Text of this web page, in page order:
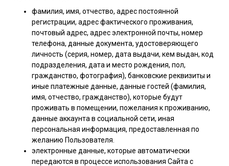
фамилия, имя, отчество, адрес постоянной
регистрации, адрес фактического проживания,
почтовый адрес, адрес электронной почты, номер
телефона, данные документа, удостоверяющего
личность (серия, номер, дата выдачи, кем выдан, код
подразделения, дата и место рождения, пол,
гражданство, фотография), банковские реквизиты и
иные платежные данные, данные гостей (фамилия,
имя, отчество, гражданство), которые будут
проживать в помещении, пожелания к проживанию,
данные аккаунта в социальной сети, иная
персональная информация, предоставленная по
желанию Пользователя.
электронные данные, которые автоматически
передаются в процессе использования Сайта с